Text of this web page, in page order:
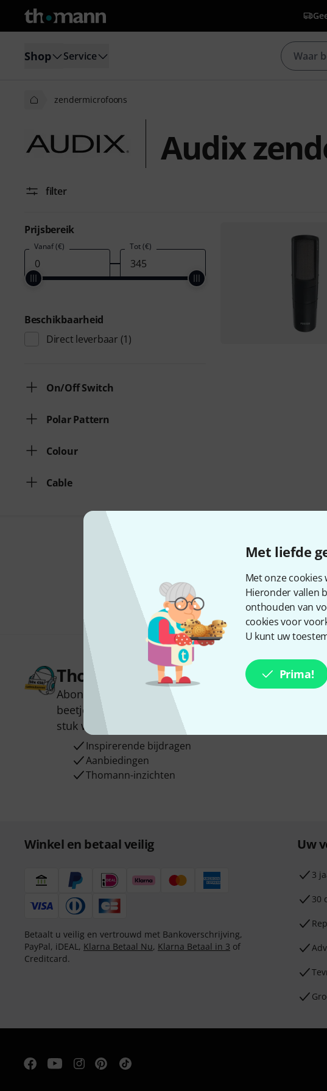
Met liefde
Met onze
Hieronder vallen
onthouden van
cookies voor
U kunt uw
Prima!
Shop Service
zendermicrofoons
Audix
filter
Prijsbereik
Vanaf (€) Tot (€)
Beschikbaarheid
Direct leverbaar (1)
On/Off Switch
Polar Pattern
Colour
Cable
Thomann nieuwsbrief
Abonneer u op de Thomann-nieuwsbrief in het
beetje geluk kunt u een van
stuk winnen!
Inspirerende bijdragen
Aanbiedingen
Thomann-inzichten
Winkel en betaal veilig
Betaalt u veilig en vertrouwd met Bankoverschrijving,
PayPal, iDEAL, Klarna Betaal Nu, Klarna Betaal in 3 of
Creditcard.
Uw
3
30